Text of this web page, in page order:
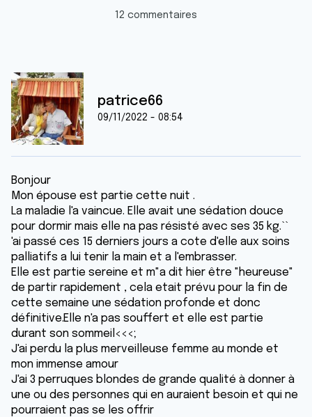
12 commentaires
patrice66
09/11/2022 - 08:54
Bonjour
Mon épouse est partie cette nuit .
La maladie l'a vaincue. Elle avait une sédation douce
pour dormir mais elle na pas résisté avec ses 35 kg.``
'ai passé ces 15 derniers jours a cote d'elle aux soins
palliatifs a lui tenir la main et a l'embrasser.
Elle est partie sereine et m"a dit hier être "heureuse"
de partir rapidement , cela etait prévu pour la fin de
cette semaine une sédation profonde et donc
définitive.Elle n'a pas souffert et elle est partie
durant son sommeil<<<;
J'ai perdu la plus merveilleuse femme au monde et
mon immense amour
J'ai 3 perruques blondes de grande qualité à donner à
une ou des personnes qui en auraient besoin et qui ne
pourraient pas se les offrir